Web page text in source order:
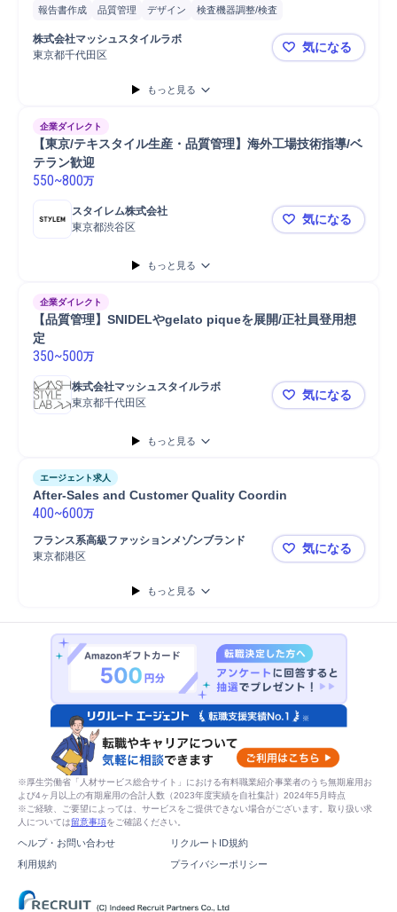
報告書作成 品質管理 デザイン
検査機器調整/検査
インシデント対応
繊維
製品品質管理
株式会社マッシュスタイルラボ
東京都千代田区
【マッシュ
気になる
もっと見る
企業ダイレクト
【東京/テキスタイル生産・品質管理】海外工場技術指導/ベ
テラン歓迎
550~800万
スタイレム株式会社
東京都渋谷区
【東京/テキ
気になる
もっと見る
企業ダイレクト
【品質管理】SNIDELやgelato piqueを展開/正社員登用想
定
350~500万
株式会社マッシュスタイルラボ
東京都千代田区
【品質管理
気になる
もっと見る
エージェント求人
After-Sales and Customer Quality Coordin
400~600万
フランス系高級ファッションメゾンブランド
東京都港区
After-Sales
気になる
もっと見る
※厚生労働省「人材サービス総合サイト」における有料職業紹介事業者のうち無期雇用お
よび4ヶ月以上の有期雇用の合計人数（2023年度実績を自社集計）2024年5月時点
※ご経験、ご要望によっては、サービスをご提供できない場合がございます。取り扱い求
人については留意事項をご確認ください。
ヘルプ・お問い合わせ
リクルートID規約
利用規約
プライバシーポリシー